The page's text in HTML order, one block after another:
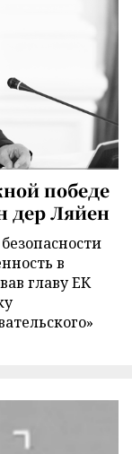
победе
дер Ляйен
в
главу ЕК